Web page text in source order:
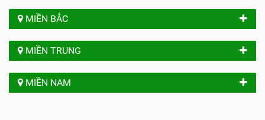
MIỀN BẮC
MIỀN TRUNG
MIỀN NAM